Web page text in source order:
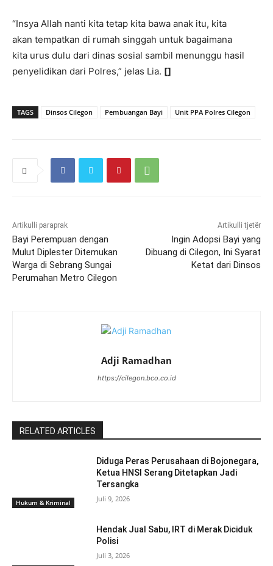
“Insya Allah nanti kita tetap kita bawa anak itu, kita
akan tempatkan di rumah singgah untuk bagaimana
kita urus dulu dari dinas sosial sambil menunggu hasil
penyelidikan dari Polres,” jelas Lia. []
TAGS Dinsos Cilegon Pembuangan Bayi Unit PPA Polres Cilegon
Artikulli paraprak
Bayi Perempuan dengan
Mulut Diplester Ditemukan
Warga di Sebrang Sungai
Perumahan Metro Cilegon
Artikulli tjetër
Ingin Adopsi Bayi yang
Dibuang di Cilegon, Ini Syarat
Ketat dari Dinsos
Adji Ramadhan
https://cilegon.bco.co.id
RELATED ARTICLES
Hukum & Kriminal
Diduga Peras Perusahaan di Bojonegara,
Ketua HNSI Serang Ditetapkan Jadi
Tersangka
Juli 9, 2026
Hendak Jual Sabu, IRT di Merak Diciduk
Polisi
Juli 3, 2026